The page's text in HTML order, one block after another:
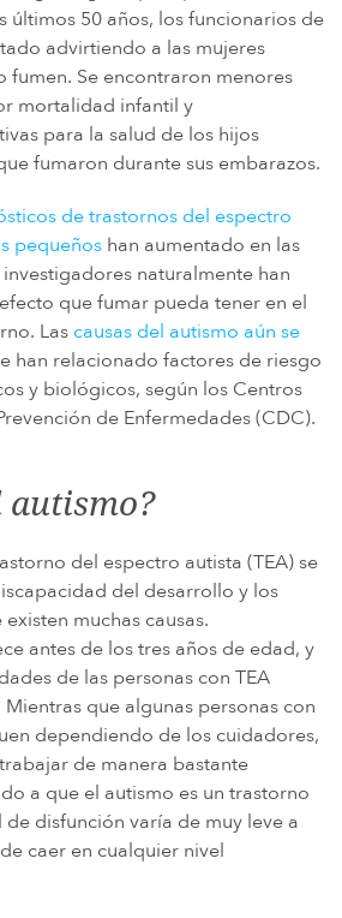
METAL SOBRE METAL
(PPI)
AUTISMO/TDAH
POR PRODUCTOS
MASS TORT VIDEOS
últimos 50 años, los funcionarios de
advirtiendo a las mujeres
fumen. Se encontraron menores
mortalidad infantil y
para la salud de los hijos
fumaron durante sus embarazos.
de trastornos del espectro
pequeños han aumentado en las
naturalmente han
que fumar pueda tener en el
Las causas del autismo aún se
han relacionado factores de riesgo
y biológicos, según los Centros
de Enfermedades (CDC).
autismo?
del espectro autista (TEA) se
del desarrollo y los
muchas causas.
antes de los tres años de edad, y
de las personas con TEA
que algunas personas con
dependiendo de los cuidadores,
de manera bastante
a que el autismo es un trastorno
disfunción varía de muy leve a
caer en cualquier nivel